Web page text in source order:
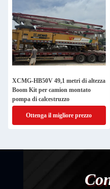
XCMG-HB50V 49,1 metri di altezza
Boom Kit per camion montato
pompa di calcestruzzo
Ottenga il migliore prezzo